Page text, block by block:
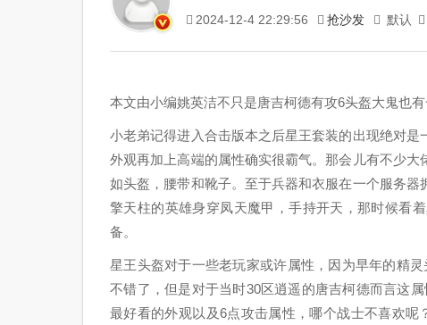
2024-12-4 22:29:56 抢沙发 默认
本文由小编姚英洁不只是唐吉柯德有攻6头盔大鬼也
小老弟记得进入合击版本之后星王套装的出现绝对
外观再加上高端的属性确实很霸气。那会儿有不少
如头盔，腰带和靴子。至于兵器和衣服在一个服务
擎天柱的英雄身穿凤天魔甲，手持开天，那时候看
备。
星王头盔对于一些老玩家或许属性，因为早年的精
不错了，但是对于当时30区逍遥的唐吉柯德而言这
最好看的外观以及6点攻击属性，哪个战士不喜欢